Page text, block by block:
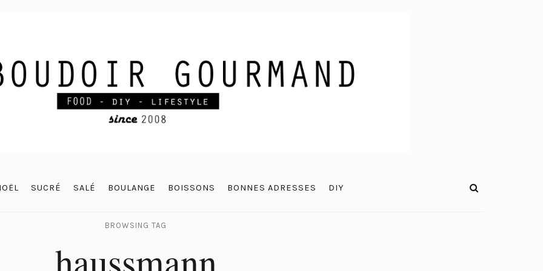
SUCRÉ SALÉ BOULANGE BOISSONS BONNES ADRESSES DIY
BROWSING TAG
haussmann